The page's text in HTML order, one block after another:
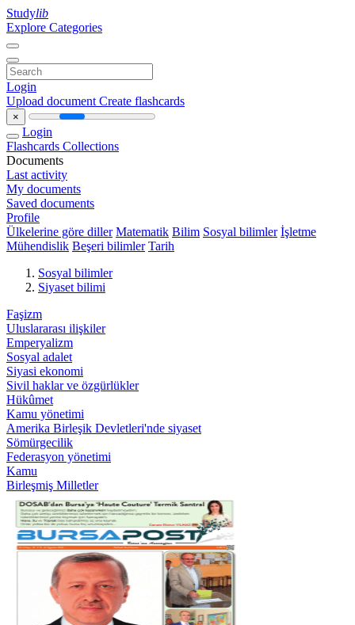
Studylib
Explore Categories
Login
Upload document Create flashcards
×
Login
Flashcards Collections
Documents
Last activity
My documents
Saved documents
Profile
Ülkelerine göre diller Matematik Bilim Sosyal bilimler İşletme
Mühendislik Beşeri bilimler Tarih
Sosyal bilimler
Siyaset bilimi
Faşizm
Uluslararası ilişkiler
Emperyalizm
Sosyal adalet
Siyasi ekonomi
Sivil haklar ve özgürlükler
Hükûmet
Kamu yönetimi
Amerika Birleşik Devletleri'nde siyaset
Sömürgecilik
Federasyon yönetimi
Kamu
Birleşmiş Milletler